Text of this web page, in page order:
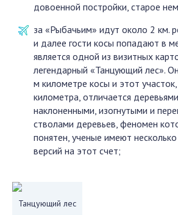
довоенной постройки, старое
за «Рыбачьим» идут около 2 км.
и далее гости косы попадают в
является одной из визитных
легендарный «Танцующий лес».
м километре косы и этот
километра, отличается
наклоненными, изогнутыми и
стволами деревьев, феномен
понятен, ученые имеют
версий на этот счет;
Танцующий лес